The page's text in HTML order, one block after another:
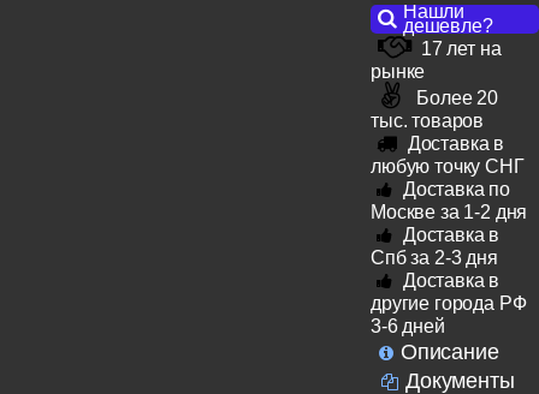
Нашли
дешевле?
17 лет на
рынке
Более 20
тыс. товаров
Доставка в
любую точку СНГ
Доставка по
Москве за 1-2 дня
Доставка в
Спб за 2-3 дня
Доставка в
другие города РФ
3-6 дней
Описание
Документы